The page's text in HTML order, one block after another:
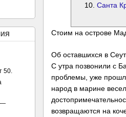
Санта
Стоим на острове
Об оставшихся в
С утра позвонили с
проблемы, уже
народ в марине
возвращаются на
50.
—